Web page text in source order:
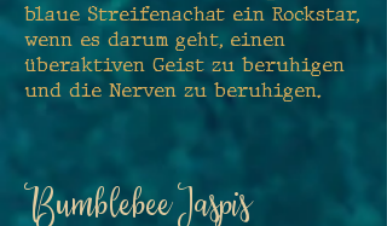
blaue Streifenachat ein Rockstar,
wenn es darum geht, einen
überaktiven Geist zu beruhigen
und die Nerven zu beruhigen.
Bumblebee Jaspis